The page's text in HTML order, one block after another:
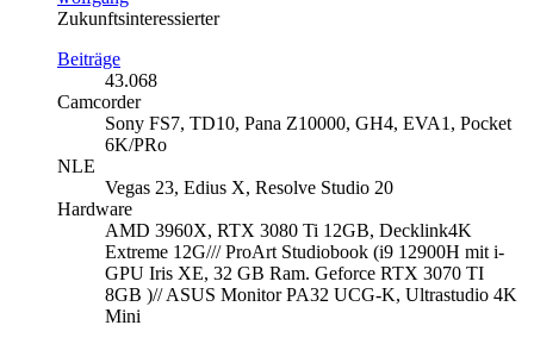
Zukunftsinteressierter
Beiträge
43.068
Camcorder
Sony FS7, TD10, Pana Z10000, GH4, EVA1, Pocket
6K/PRo
NLE
Vegas 23, Edius X, Resolve Studio 20
Hardware
AMD 3960X, RTX 3080 Ti 12GB, Decklink4K
Extreme 12G/// ProArt Studiobook (i9 12900H mit i-
GPU Iris XE, 32 GB Ram. Geforce RTX 3070 TI
8GB )// ASUS Monitor PA32 UCG-K, Ultrastudio 4K
Mini